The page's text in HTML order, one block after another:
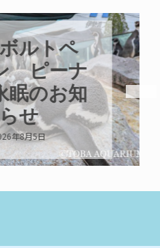
ルトペ
ピーナ
のお知
せ
8月5日